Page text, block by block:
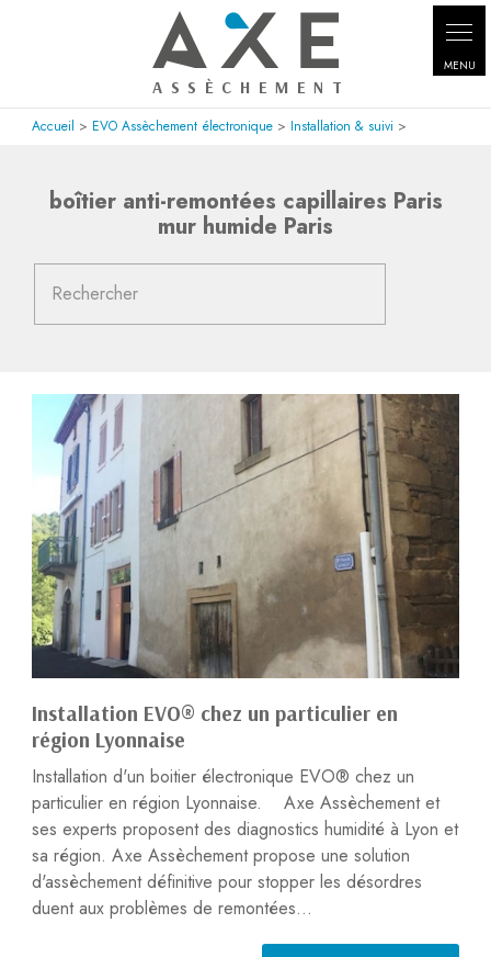
Accueil > EVO Assèchement électronique > Installation & suivi >
boîtier anti-remontées capillaires Paris
mur humide Paris
Rechercher
Installation EVO® chez un particulier en
région Lyonnaise
Installation d'un boitier électronique EVO® chez un
particulier en région Lyonnaise. Axe Assèchement et
ses experts proposent des diagnostics humidité à Lyon et
sa région. Axe Assèchement propose une solution
d'assèchement définitive pour stopper les désordres
duent aux problèmes de remontées...